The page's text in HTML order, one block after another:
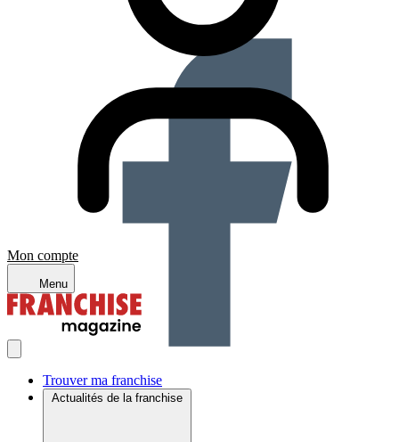
Mon compte
Menu
Trouver ma franchise
Actualités de la franchise